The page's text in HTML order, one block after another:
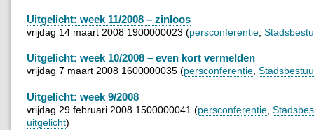
Uitgelicht: week 11/2008 – zinloos
vrijdag 14 maart 2008 1900000023 (persconferentie
Uitgelicht: week 10/2008 – even kort vermelden
vrijdag 7 maart 2008 1600000035 (persconferentie,
Uitgelicht: week 9/2008
vrijdag 29 februari 2008 1500000041 (persconferentie
uitgelicht)